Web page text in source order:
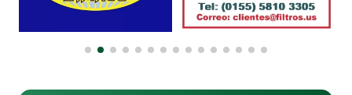
Computadoras